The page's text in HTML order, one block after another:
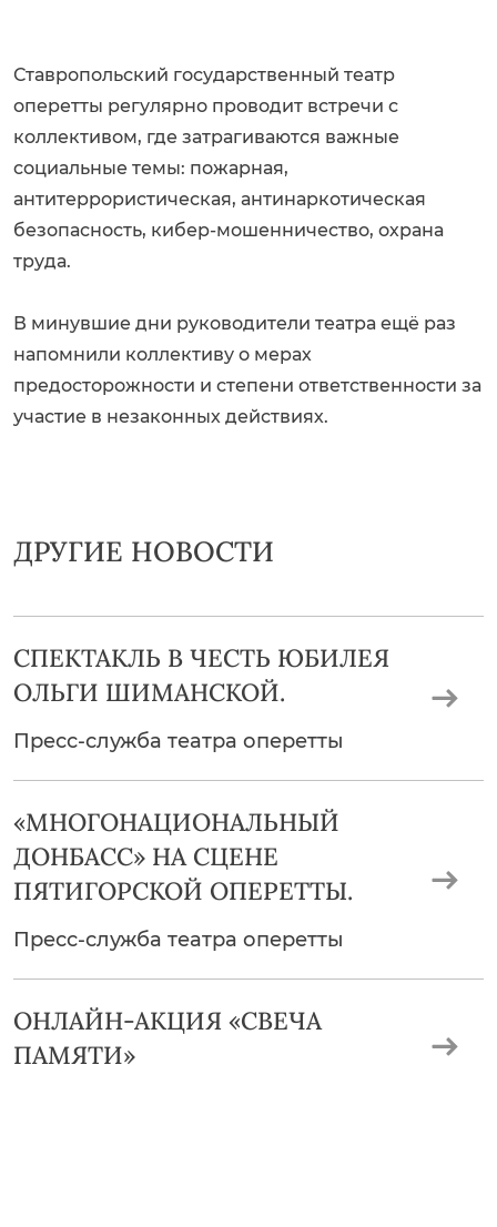
Ставропольский государственный театр
оперетты регулярно проводит встречи с
коллективом, где затрагиваются важные
социальные темы: пожарная,
антитеррористическая, антинаркотическая
безопасность, кибер-мошенничество, охрана
труда.
В минувшие дни руководители театра ещё раз
напомнили коллективу о мерах
предосторожности и степени ответственности за
участие в незаконных действиях.
ДРУГИЕ НОВОСТИ
СПЕКТАКЛЬ В ЧЕСТЬ ЮБИЛЕЯ
ОЛЬГИ ШИМАНСКОЙ.
Пресс-служба театра оперетты
«МНОГОНАЦИОНАЛЬНЫЙ
ДОНБАСС» НА СЦЕНЕ
ПЯТИГОРСКОЙ ОПЕРЕТТЫ.
Пресс-служба театра оперетты
ОНЛАЙН-АКЦИЯ «СВЕЧА
ПАМЯТИ»